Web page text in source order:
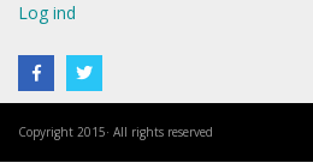
Log ind
Copyright 2015· All rights reserved